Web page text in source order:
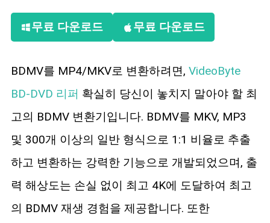
무료 다운로드 무료 다운로드
BDMV를 MP4/MKV로 변환하려면, VideoByte
BD-DVD 리퍼 확실히 당신이 놓치지 말아야 할 최
고의 BDMV 변환기입니다. BDMV를 MKV, MP3
및 300개 이상의 일반 형식으로 1:1 비율로 추출
하고 변환하는 강력한 기능으로 개발되었으며, 출
력 해상도는 손실 없이 최고 4K에 도달하여 최고
의 BDMV 재생 경험을 제공합니다. 또한